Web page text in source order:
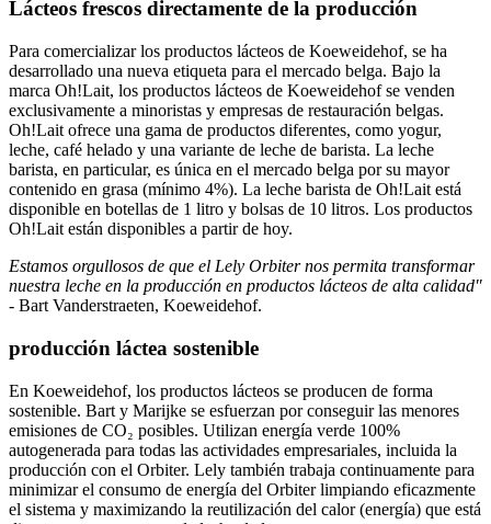
Lácteos frescos directamente de la producción
Para comercializar los productos lácteos de Koeweidehof, se ha
desarrollado una nueva etiqueta para el mercado belga. Bajo la
marca Oh!Lait, los productos lácteos de Koeweidehof se venden
exclusivamente a minoristas y empresas de restauración belgas.
Oh!Lait ofrece una gama de productos diferentes, como yogur,
leche, café helado y una variante de leche de barista. La leche
barista, en particular, es única en el mercado belga por su mayor
contenido en grasa (mínimo 4%). La leche barista de Oh!Lait está
disponible en botellas de 1 litro y bolsas de 10 litros. Los productos
Oh!Lait están disponibles a partir de hoy.
Estamos orgullosos de que el Lely Orbiter nos permita transformar
nuestra leche en la producción en productos lácteos de alta calidad"
- Bart Vanderstraeten, Koeweidehof.
producción láctea sostenible
En Koeweidehof, los productos lácteos se producen de forma
sostenible. Bart y Marijke se esfuerzan por conseguir las menores
emisiones de CO₂ posibles. Utilizan energía verde 100%
autogenerada para todas las actividades empresariales, incluida la
producción con el Orbiter. Lely también trabaja continuamente para
minimizar el consumo de energía del Orbiter limpiando eficazmente
el sistema y maximizando la reutilización del calor (energía) que está